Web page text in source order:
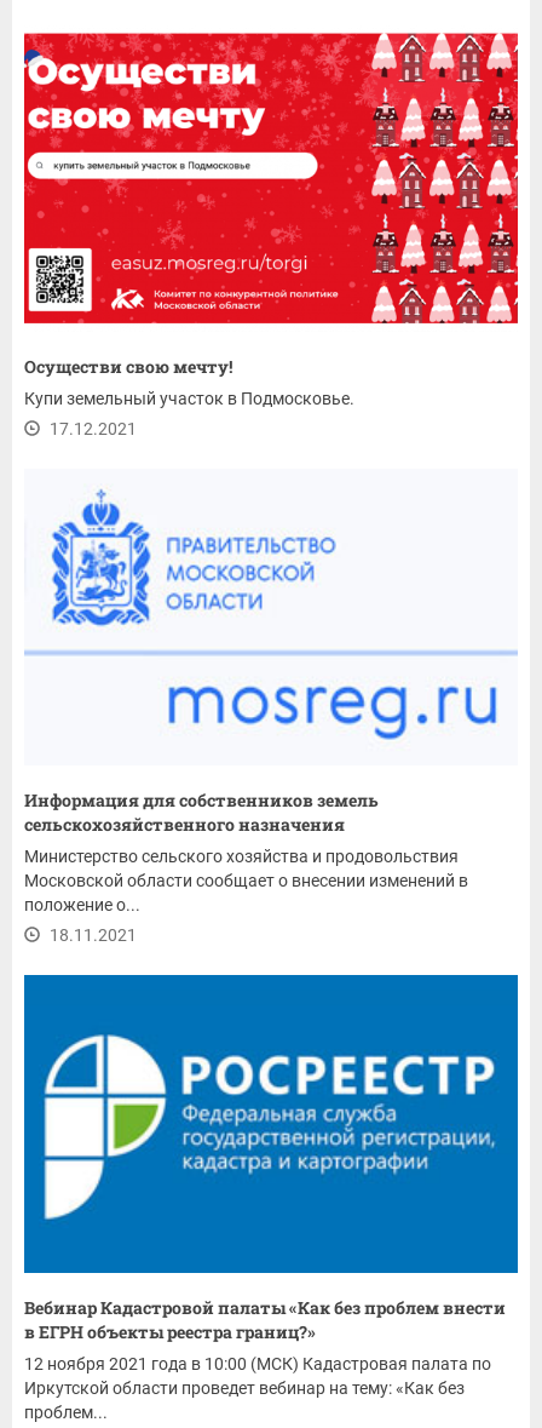
Осуществи свою мечту!
Купи земельный участок в Подмосковье.
17.12.2021
Информация для собственников земель
сельскохозяйственного назначения
Министерство сельского хозяйства и продовольствия
Московской области сообщает о внесении изменений в
положение о...
18.11.2021
Вебинар Кадастровой палаты «Как без проблем внести
в ЕГРН объекты реестра границ?»
12 ноября 2021 года в 10:00 (МСК) Кадастровая палата по
Иркутской области проведет вебинар на тему: «Как без
проблем...